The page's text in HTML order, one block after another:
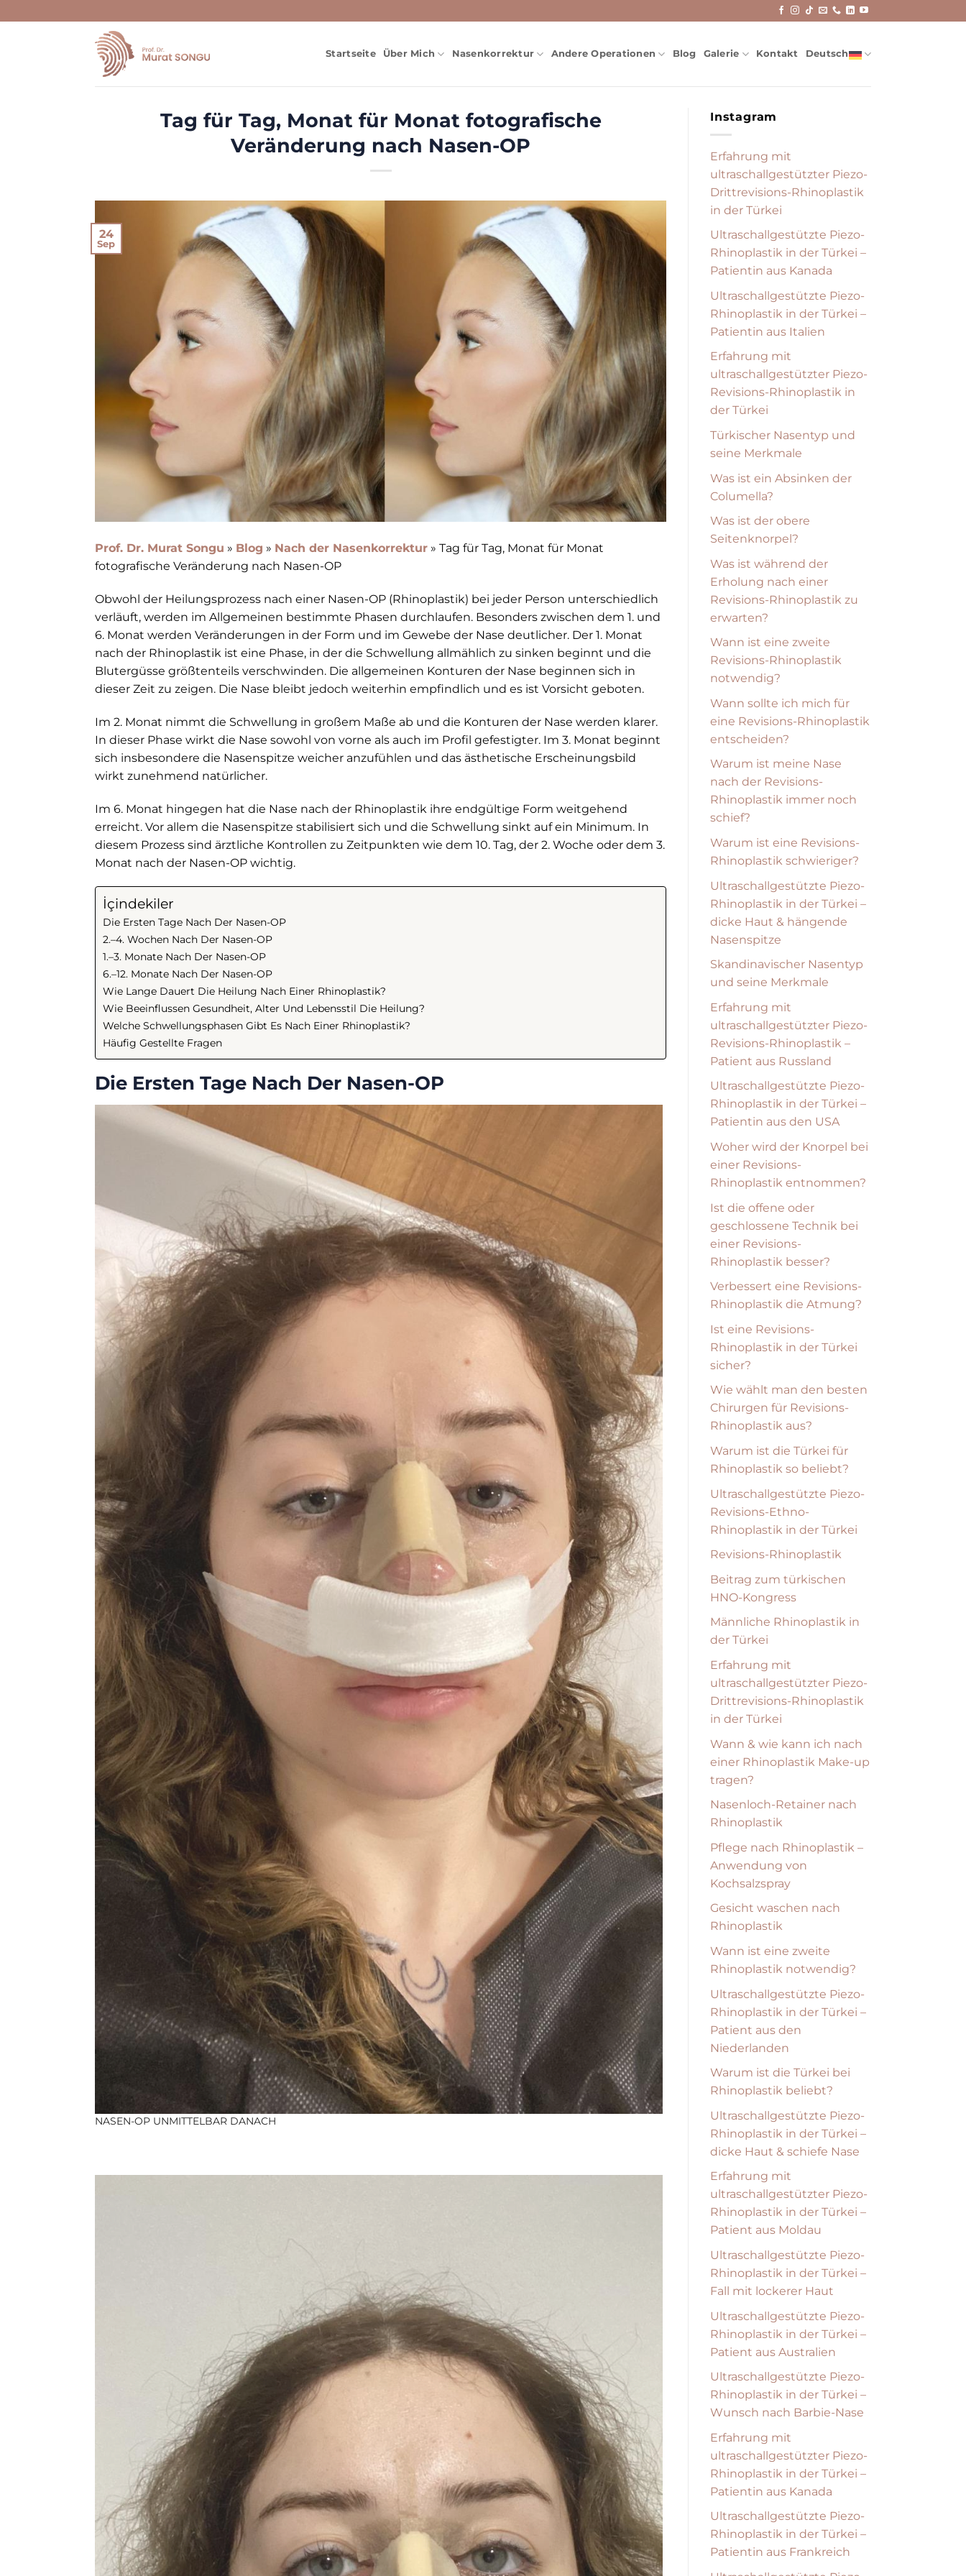
Startseite Über Mich Nasenkorrektur Andere Operationen Blog Galerie Kontakt Deutsch
Tag für Tag, Monat für Monat fotografische
Veränderung nach Nasen-OP
24
Sep
Prof. Dr. Murat Songu » Blog » Nach der Nasenkorrektur » Tag für Tag, Monat für Monat
fotografische Veränderung nach Nasen-OP
Obwohl der Heilungsprozess nach einer Nasen-OP (Rhinoplastik) bei jeder Person unterschiedlich
verläuft, werden im Allgemeinen bestimmte Phasen durchlaufen. Besonders zwischen dem 1. und
6. Monat werden Veränderungen in der Form und im Gewebe der Nase deutlicher. Der 1. Monat
nach der Rhinoplastik ist eine Phase, in der die Schwellung allmählich zu sinken beginnt und die
Blutergüsse größtenteils verschwinden. Die allgemeinen Konturen der Nase beginnen sich in
dieser Zeit zu zeigen. Die Nase bleibt jedoch weiterhin empfindlich und es ist Vorsicht geboten.
Im 2. Monat nimmt die Schwellung in großem Maße ab und die Konturen der Nase werden klarer.
In dieser Phase wirkt die Nase sowohl von vorne als auch im Profil gefestigter. Im 3. Monat beginnt
sich insbesondere die Nasenspitze weicher anzufühlen und das ästhetische Erscheinungsbild
wirkt zunehmend natürlicher.
Im 6. Monat hingegen hat die Nase nach der Rhinoplastik ihre endgültige Form weitgehend
erreicht. Vor allem die Nasenspitze stabilisiert sich und die Schwellung sinkt auf ein Minimum. In
diesem Prozess sind ärztliche Kontrollen zu Zeitpunkten wie dem 10. Tag, der 2. Woche oder dem 3.
Monat nach der Nasen-OP wichtig.
İçindekiler
Die Ersten Tage Nach Der Nasen-OP
2.–4. Wochen Nach Der Nasen-OP
1.–3. Monate Nach Der Nasen-OP
6.–12. Monate Nach Der Nasen-OP
Wie Lange Dauert Die Heilung Nach Einer Rhinoplastik?
Wie Beeinflussen Gesundheit, Alter Und Lebensstil Die Heilung?
Welche Schwellungsphasen Gibt Es Nach Einer Rhinoplastik?
Häufig Gestellte Fragen
Die Ersten Tage Nach Der Nasen-OP
NASEN-OP UNMITTELBAR DANACH
Instagram
Erfahrung mit
ultraschallgestützter Piezo-
Drittrevisions-Rhinoplastik
in der Türkei
Ultraschallgestützte Piezo-
Rhinoplastik in der Türkei –
Patientin aus Kanada
Ultraschallgestützte Piezo-
Rhinoplastik in der Türkei –
Patientin aus Italien
Erfahrung mit
ultraschallgestützter Piezo-
Revisions-Rhinoplastik in
der Türkei
Türkischer Nasentyp und
seine Merkmale
Was ist ein Absinken der
Columella?
Was ist der obere
Seitenknorpel?
Was ist während der
Erholung nach einer
Revisions-Rhinoplastik zu
erwarten?
Wann ist eine zweite
Revisions-Rhinoplastik
notwendig?
Wann sollte ich mich für
eine Revisions-Rhinoplastik
entscheiden?
Warum ist meine Nase
nach der Revisions-
Rhinoplastik immer noch
schief?
Warum ist eine Revisions-
Rhinoplastik schwieriger?
Ultraschallgestützte Piezo-
Rhinoplastik in der Türkei –
dicke Haut & hängende
Nasenspitze
Skandinavischer Nasentyp
und seine Merkmale
Erfahrung mit
ultraschallgestützter Piezo-
Revisions-Rhinoplastik –
Patient aus Russland
Ultraschallgestützte Piezo-
Rhinoplastik in der Türkei –
Patientin aus den USA
Woher wird der Knorpel bei
einer Revisions-
Rhinoplastik entnommen?
Ist die offene oder
geschlossene Technik bei
einer Revisions-
Rhinoplastik besser?
Verbessert eine Revisions-
Rhinoplastik die Atmung?
Ist eine Revisions-
Rhinoplastik in der Türkei
sicher?
Wie wählt man den besten
Chirurgen für Revisions-
Rhinoplastik aus?
Warum ist die Türkei für
Rhinoplastik so beliebt?
Ultraschallgestützte Piezo-
Revisions-Ethno-
Rhinoplastik in der Türkei
Revisions-Rhinoplastik
Beitrag zum türkischen
HNO-Kongress
Männliche Rhinoplastik in
der Türkei
Erfahrung mit
ultraschallgestützter Piezo-
Drittrevisions-Rhinoplastik
in der Türkei
Wann & wie kann ich nach
einer Rhinoplastik Make-up
tragen?
Nasenloch-Retainer nach
Rhinoplastik
Pflege nach Rhinoplastik –
Anwendung von
Kochsalzspray
Gesicht waschen nach
Rhinoplastik
Wann ist eine zweite
Rhinoplastik notwendig?
Ultraschallgestützte Piezo-
Rhinoplastik in der Türkei –
Patient aus den
Niederlanden
Warum ist die Türkei bei
Rhinoplastik beliebt?
Ultraschallgestützte Piezo-
Rhinoplastik in der Türkei –
dicke Haut & schiefe Nase
Erfahrung mit
ultraschallgestützter Piezo-
Rhinoplastik in der Türkei –
Patient aus Moldau
Ultraschallgestützte Piezo-
Rhinoplastik in der Türkei –
Fall mit lockerer Haut
Ultraschallgestützte Piezo-
Rhinoplastik in der Türkei –
Patient aus Australien
Ultraschallgestützte Piezo-
Rhinoplastik in der Türkei –
Wunsch nach Barbie-Nase
Erfahrung mit
ultraschallgestützter Piezo-
Rhinoplastik in der Türkei –
Patientin aus Kanada
Ultraschallgestützte Piezo-
Rhinoplastik in der Türkei –
Patientin aus Frankreich